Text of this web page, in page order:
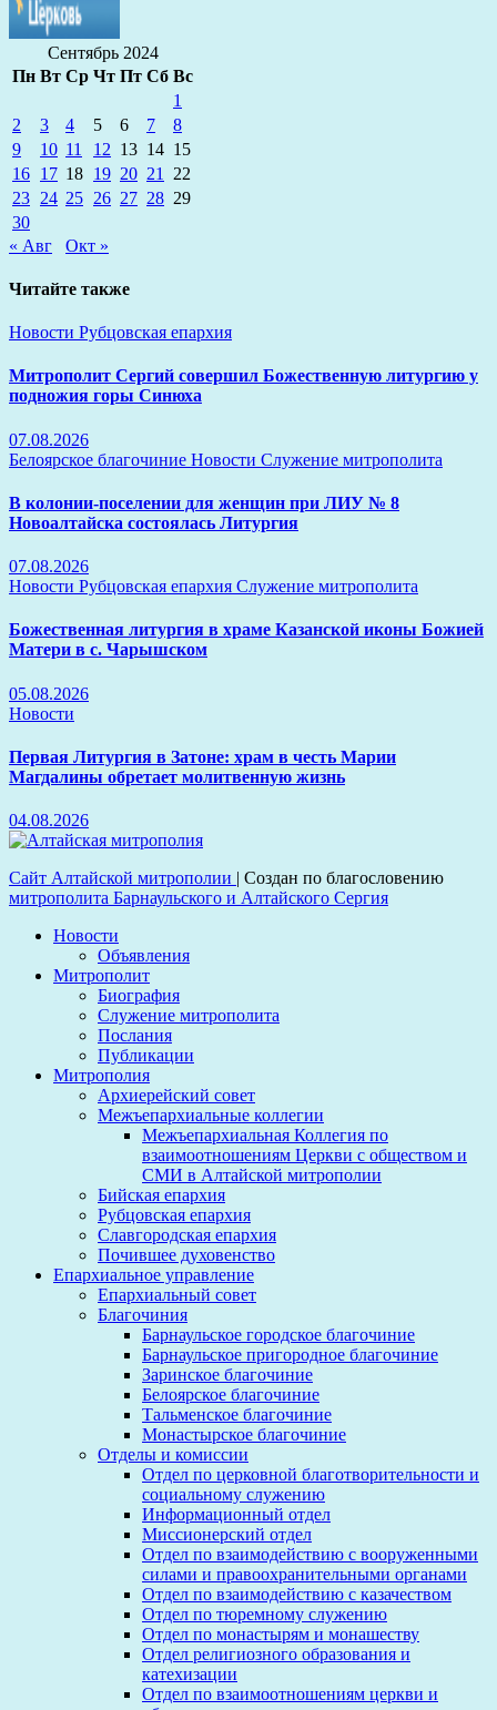
Сентябрь 2024
Пн Вт Ср Чт Пт Сб Вс
1
2
3 4 5 6 7
8
9
10 11 12 13 14 15
16 17 18 19 20 21
22
23 24 25 26 27 28 29
30
« Авг
Окт »
Читайте также
Новости Рубцовская епархия
Митрополит Сергий совершил Божественную литургию у
подножия горы Синюха
07.08.2026
Белоярское благочиние Новости Служение митрополита
В колонии-поселении для женщин при ЛИУ № 8
Новоалтайска состоялась Литургия
07.08.2026
Новости Рубцовская епархия Служение митрополита
Божественная литургия в храме Казанской иконы Божией
Матери в с. Чарышском
05.08.2026
Новости
Первая Литургия в Затоне: храм в честь Марии
Магдалины обретает молитвенную жизнь
04.08.2026
Сайт Алтайской митрополии | Создан по благословению
митрополита Барнаульского и Алтайского Сергия
Новости
Объявления
Митрополит
Биография
Служение митрополита
Послания
Публикации
Митрополия
Архиерейский совет
Межъепархиальные коллегии
Межъепархиальная Коллегия по
взаимоотношениям Церкви с обществом и
СМИ в Алтайской митрополии
Бийская епархия
Рубцовская епархия
Славгородская епархия
Почившее духовенство
Епархиальное управление
Епархиальный совет
Благочиния
Барнаульское городское благочиние
Барнаульское пригородное благочиние
Заринское благочиние
Белоярское благочиние
Тальменское благочиние
Монастырское благочиние
Отделы и комиссии
Отдел по церковной благотворительности и
социальному служению
Информационный отдел
Миссионерский отдел
Отдел по взаимодействию с вооруженными
силами и правоохранительными органами
Отдел по взаимодействию с казачеством
Отдел по тюремному служению
Отдел по монастырям и монашеству
Отдел религиозного образования и
катехизации
Отдел по взаимоотношениям церкви и